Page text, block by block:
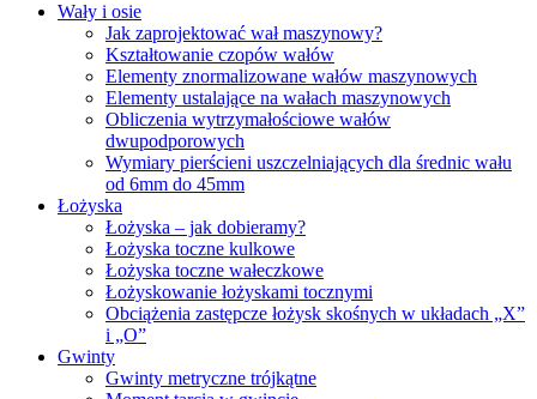
Wały i osie
Jak zaprojektować wał maszynowy?
Kształtowanie czopów wałów
Elementy znormalizowane wałów maszynowych
Elementy ustalające na wałach maszynowych
Obliczenia wytrzymałościowe wałów
dwupodporowych
Wymiary pierścieni uszczelniających dla średnic wału
od 6mm do 45mm
Łożyska
Łożyska – jak dobieramy?
Łożyska toczne kulkowe
Łożyska toczne wałeczkowe
Łożyskowanie łożyskami tocznymi
Obciążenia zastępcze łożysk skośnych w układach „X”
i „O”
Gwinty
Gwinty metryczne trójkątne